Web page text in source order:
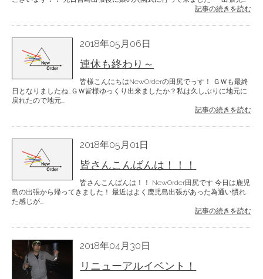
記事の続きを読む
2018年05月06日
連休も終わり～
皆様こんにちはNewOrderの田尻でっす！ ＧＷも最終
日となりましたね…ＧＷ皆様ゆっくり出来ましたか？私は久しぶりに地元に
戻れたので地元...
記事の続きを読む
2018年05月01日
皆さんこんばんは！！！
皆さんこんばんは！！ NewOrder田尻です 今日は鹿児
島の出張から帰ってきました！ 最近はよく鹿児島出張があった為通い慣れ
た感じが...
記事の続きを読む
2018年04月30日
リニューアルイベント！